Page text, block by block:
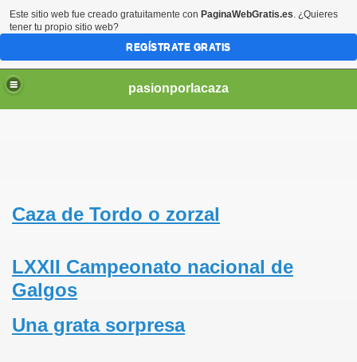
pasionporlacaza
Caza de Tordo o zorzal
LXXII Campeonato nacional de
Galgos
Una grata sorpresa
Este sitio web fue creado gratuitamente con PaginaWebGratis.es. ¿Quieres
tener tu propio sitio web?
REGÍSTRATE GRATIS